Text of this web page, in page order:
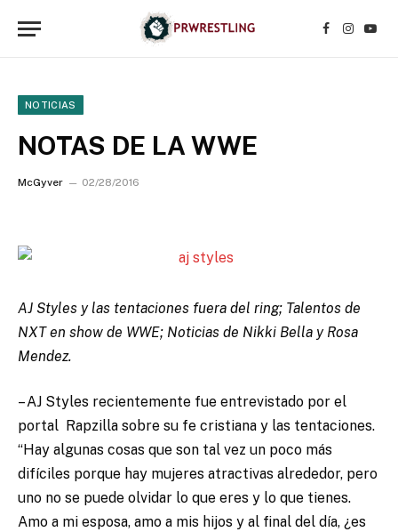
Facebook
NOTICIAS
NOTAS DE LA WWE
McGyver 02/28/2016
AJ Styles y las tentaciones fuera del ring; Talentos de
NXT en show de WWE; Noticias de Nikki Bella y Rosa
Mendez.
– AJ Styles recientemente fue entrevistado por el
portal Rapzilla sobre su fe cristiana y las tentaciones.
“Hay algunas cosas que son tal vez un poco más
difíciles porque hay mujeres atractivas alrededor, pero
uno no se puede olvidar lo que eres y lo que tienes.
Amo a mi esposa, amo a mis hijos y al final del día, ¿es